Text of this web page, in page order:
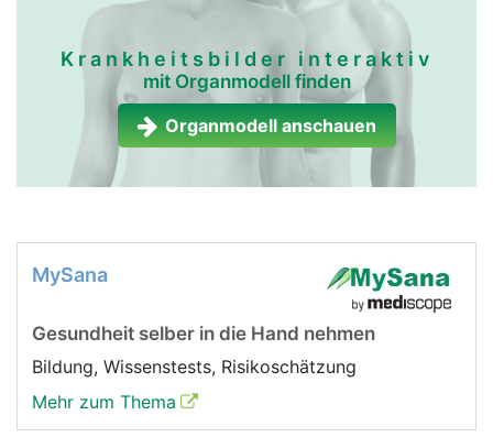
Krankheitsbilder interaktiv
mit Organmodell finden
Organmodell anschauen
MySana
Gesundheit selber in die Hand nehmen
Bildung, Wissenstests, Risikoschätzung
Mehr zum Thema